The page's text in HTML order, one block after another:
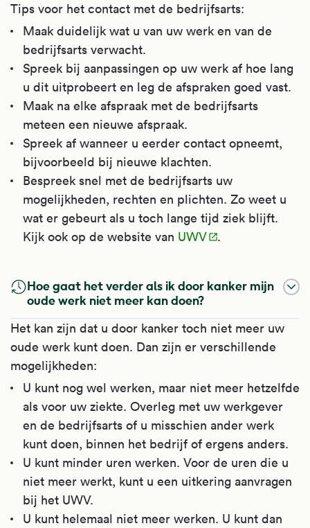
Tips voor het contact met de bedrijfsarts:
Maak duidelijk wat u van uw werk en van de
bedrijfsarts verwacht.
Spreek bij aanpassingen op uw werk af hoe lang
u dit uitprobeert en leg de afspraken goed vast.
Maak na elke afspraak met de bedrijfsarts
meteen een nieuwe afspraak.
Spreek af wanneer u eerder contact opneemt,
bijvoorbeeld bij nieuwe klachten.
Bespreek snel met de bedrijfsarts uw
mogelijkheden, rechten en plichten. Zo weet u
wat er gebeurt als u toch lange tijd ziek blijft.
Kijk ook op de website van UWV .
Hoe gaat het verder als ik door kanker mijn
oude werk niet meer kan doen?
Het kan zijn dat u door kanker toch niet meer uw
oude werk kunt doen. Dan zijn er verschillende
mogelijkheden:
U kunt nog wel werken, maar niet meer hetzelfde
als voor uw ziekte. Overleg met uw werkgever
en de bedrijfsarts of u misschien ander werk
kunt doen, binnen het bedrijf of ergens anders.
U kunt minder uren werken. Voor de uren die u
niet meer werkt, kunt u een uitkering aanvragen
bij het UWV.
U kunt helemaal niet meer werken. U kunt dan